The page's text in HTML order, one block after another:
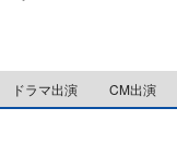
e
ドラマ出演 CM出演